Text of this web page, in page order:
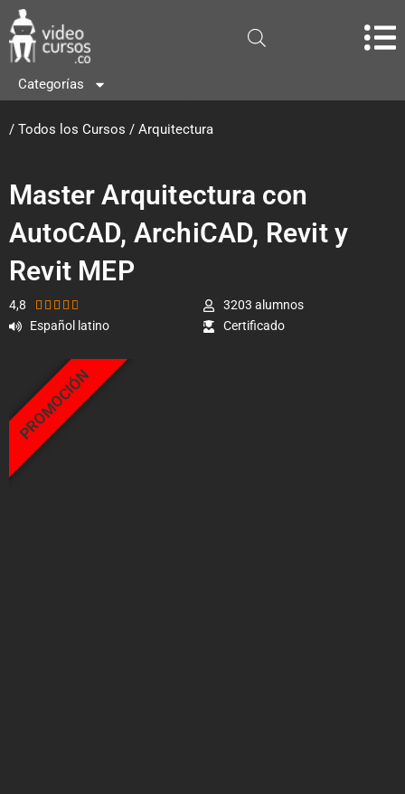
Categorías
/ Todos los Cursos / Arquitectura
Master Arquitectura con
AutoCAD, ArchiCAD, Revit y
Revit MEP
4,8     
3203 alumnos
Español latino
Certificado
PROMOCIÓN